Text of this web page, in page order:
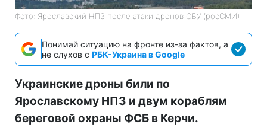
Фото: Ярославский НПЗ после атаки дронов СБУ (росСМИ)
Понимай ситуацию на фронте из-за фактов, а
не слухов с РБК-Украина в Google
Украинские дроны били по
Ярославскому НПЗ и двум кораблям
береговой охраны ФСБ в Керчи.